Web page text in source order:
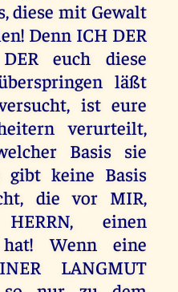
diese mit Gewalt
Denn ICH DER
euch diese
läßt
ist eure
verurteilt,
Basis sie
keine Basis
die vor MIR,
einen
hat! Wenn eine
LANGMUT